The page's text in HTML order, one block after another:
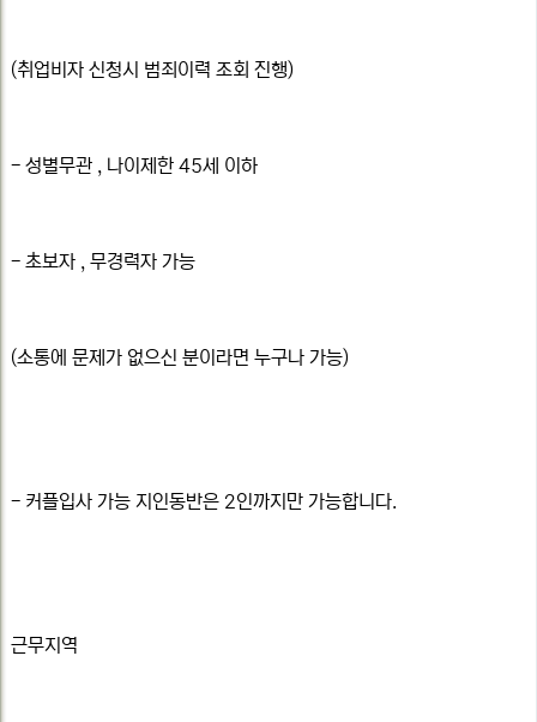
(취업비자 신청시 범죄이력 조회 진행)
- 성별무관 , 나이제한 45세 이하
- 초보자 , 무경력자 가능
(소통에 문제가 없으신 분이라면 누구나 가능)
- 커플입사 가능 지인동반은 2인까지만 가능합니다.
근무지역